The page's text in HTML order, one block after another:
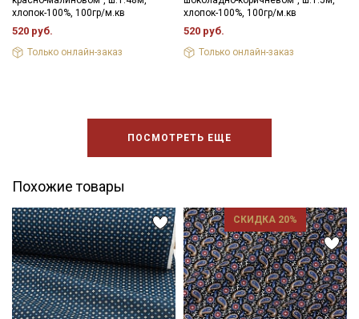
хлопок-100%, 100гр/м.кв
520 руб.
Только онлайн-заказ
хлопок-100%, 100гр/м.кв
520 руб.
Только онлайн-заказ
ПОСМОТРЕТЬ ЕЩЕ
Похожие товары
СКИДКА 20%